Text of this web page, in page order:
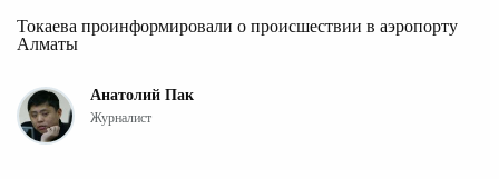
Токаева проинформировали о происшествии в аэропорту
Алматы
Анатолий Пак
Журналист